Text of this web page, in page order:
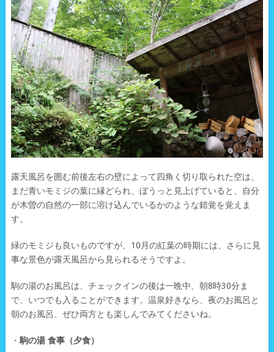
露天風呂を囲む前後左右の壁によって四角く切り取られた空は、
まだ青いモミジの葉に縁どられ、ぼうっと見上げていると、自分
が木曽の自然の一部に溶け込んでいるかのような錯覚を覚えま
す。
緑のモミジも良いものですが、10月の紅葉の時期には、さらに見
事な景色が露天風呂から見られるそうですよ。
駒の湯のお風呂は、チェックインの後は一晩中、朝8時30分ま
で、いつでも入ることができます。温泉好きなら、夜のお風呂と
朝のお風呂、ぜひ両方とも楽しんでみてくださいね。
・ 駒の湯 食事（夕食）